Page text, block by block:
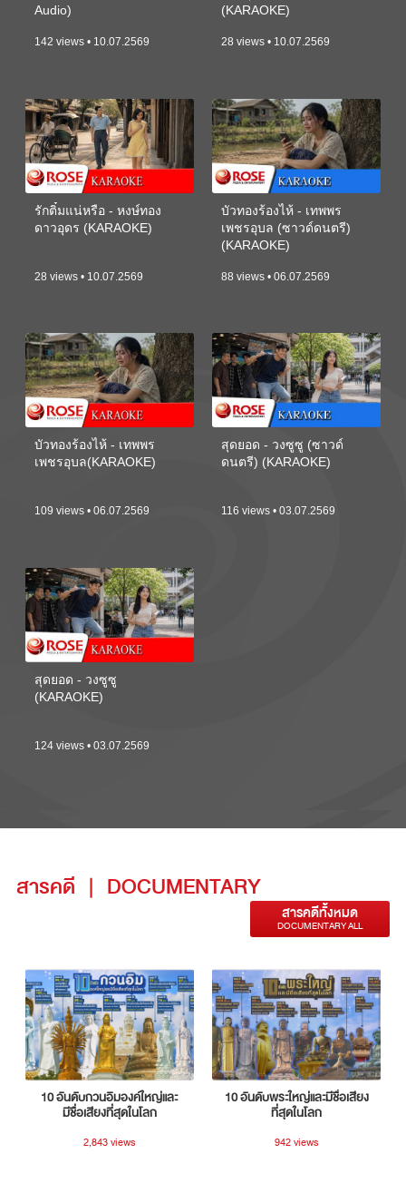
Audio)
142 views • 10.07.2569
(KARAOKE)
28 views • 10.07.2569
รักติ๋มแน่หรือ - หงษ์ทอง
ดาวอุดร (KARAOKE)
28 views • 10.07.2569
บัวทองร้องไห้ - เทพพร
เพชรอุบล (ซาวด์ดนตรี)
(KARAOKE)
88 views • 06.07.2569
บัวทองร้องไห้ - เทพพร
เพชรอุบล(KARAOKE)
109 views • 06.07.2569
สุดยอด - วงซูซู (ซาวด์
ดนตรี) (KARAOKE)
116 views • 03.07.2569
สุดยอด - วงซูซู
(KARAOKE)
124 views • 03.07.2569
สารคดี | DOCUMENTARY
สารคดีทั้งหมด
DOCUMENTARY ALL
10 อันดับกวนอิมองค์ใหญ่และ
มีชื่อเสียงที่สุดในโลก
2,843 views
10 อันดับพระใหญ่และมีชื่อเสียง
ที่สุดในโลก
942 views